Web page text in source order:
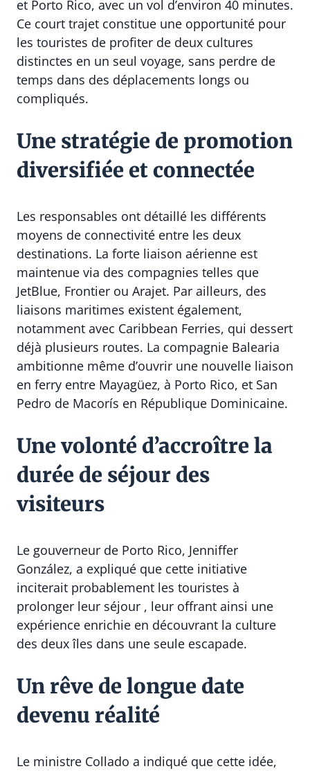
et Porto Rico, avec un vol d’environ 40 minutes.
Ce court trajet constitue une opportunité pour
les touristes de profiter de deux cultures
distinctes en un seul voyage, sans perdre de
temps dans des déplacements longs ou
compliqués.
Une stratégie de promotion
diversifiée et connectée
Les responsables ont détaillé les différents
moyens de connectivité entre les deux
destinations. La forte liaison aérienne est
maintenue via des compagnies telles que
JetBlue, Frontier ou Arajet. Par ailleurs, des
liaisons maritimes existent également,
notamment avec Caribbean Ferries, qui dessert
déjà plusieurs routes. La compagnie Balearia
ambitionne même d’ouvrir une nouvelle liaison
en ferry entre Mayagüez, à Porto Rico, et San
Pedro de Macorís en République Dominicaine.
Une volonté d’accroître la
durée de séjour des
visiteurs
Le gouverneur de Porto Rico, Jenniffer
González, a expliqué que cette initiative
inciterait probablement les touristes à
prolonger leur séjour , leur offrant ainsi une
expérience enrichie en découvrant la culture
des deux îles dans une seule escapade.
Un rêve de longue date
devenu réalité
Le ministre Collado a indiqué que cette idée,